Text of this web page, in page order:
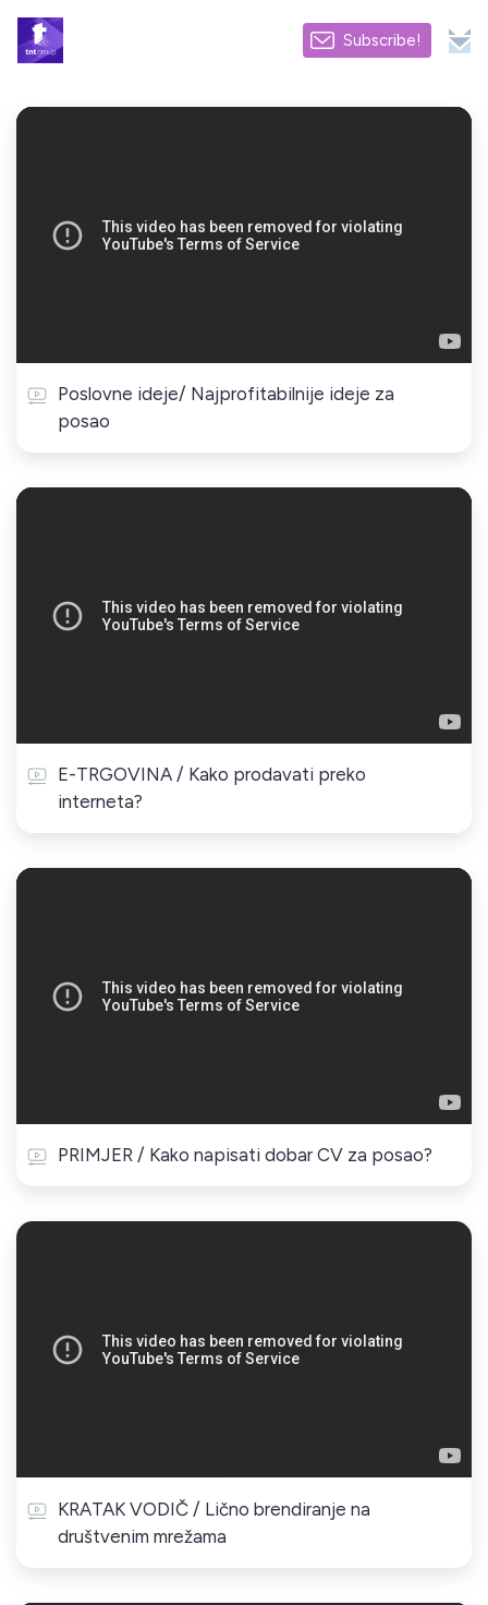
Subscribe!
Poslovne ideje/ Najprofitabilnije ideje za
posao
E-TRGOVINA / Kako prodavati preko
interneta?
PRIMJER / Kako napisati dobar CV za posao?
KRATAK VODIČ / Lično brendiranje na
društvenim mrežama